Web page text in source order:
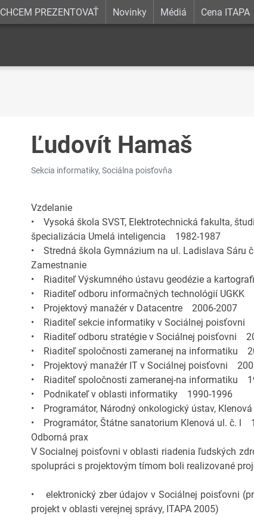
CHCEM PREZENTOVAŤ Novinky Médiá Cena ITAPA
Ľudovít Hamaš
Sekcia informatiky, Sociálna poisťovňa
Vzdelanie
• Vysoká škola SVST, Elektrotechnická fakulta,
špecializácia Umelá inteligencia 1982-1987
• Stredná škola Gymnázium na ul. Ladislava Sáru
Zamestnanie
• Riaditeľ Výskumného ústavu geodézie a
• Riaditeľ odboru informačných technológií UGKK
• Projektový manažér v Datacentre 2006-2007
• Riaditeľ sekcie informatiky v Sociálnej poisťovni
• Riaditeľ odboru stratégie v Sociálnej poisťovni
• Riaditeľ spoločnosti zameranej na informatiku
• Projektový manažér IT v Sociálnej poisťovni
• Riaditeľ spoločnosti zameranej-na informatiku
• Podnikateľ v oblasti informatiky 1990-1996
• Programátor, Národný onkologický ústav,
• Programátor, Štátne sanatorium Klenová ul. č. l
Odborná prax
V Socialnej poisťovni v oblasti riadenia ľudských
spolupráci s projektovým tímom boli realizované
• elektronický zber údajov v Sociálnej poisťovni
projekt v oblasti verejnej správy, ITAPA 2005)